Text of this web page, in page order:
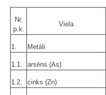
Nr.
p.k.
Viela
1. Metāli
1.1. arsēns (As)
1.2. cinks (Zn)